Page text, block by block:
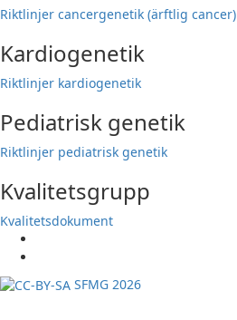
Riktlinjer cancergenetik (ärftlig cancer)
Kardiogenetik
Riktlinjer kardiogenetik
Pediatrisk genetik
Riktlinjer pediatrisk genetik
Kvalitetsgrupp
Kvalitetsdokument
SFMG 2026